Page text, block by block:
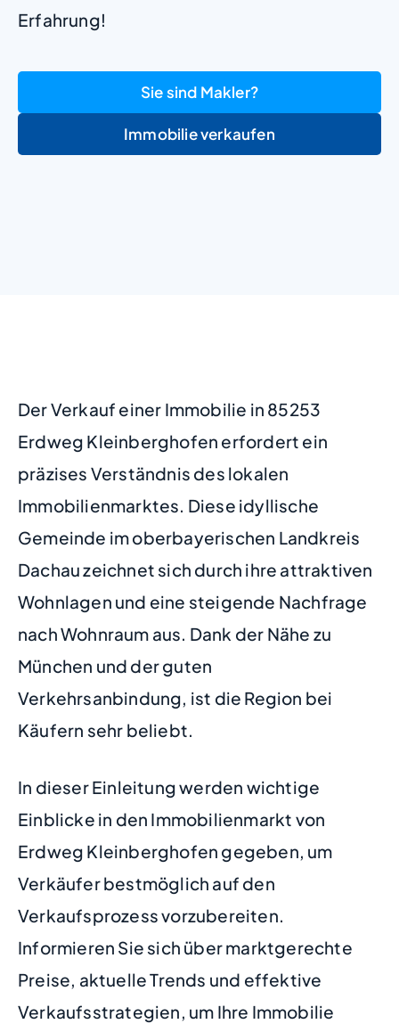
Erfahrung!
Sie sind Makler?
Immobilie verkaufen
Der Verkauf einer Immobilie in 85253
Erdweg Kleinberghofen erfordert ein
präzises Verständnis des lokalen
Immobilienmarktes. Diese idyllische
Gemeinde im oberbayerischen Landkreis
Dachau zeichnet sich durch ihre attraktiven
Wohnlagen und eine steigende Nachfrage
nach Wohnraum aus. Dank der Nähe zu
München und der guten
Verkehrsanbindung, ist die Region bei
Käufern sehr beliebt.
In dieser Einleitung werden wichtige
Einblicke in den Immobilienmarkt von
Erdweg Kleinberghofen gegeben, um
Verkäufer bestmöglich auf den
Verkaufsprozess vorzubereiten.
Informieren Sie sich über marktgerechte
Preise, aktuelle Trends und effektive
Verkaufsstrategien, um Ihre Immobilie